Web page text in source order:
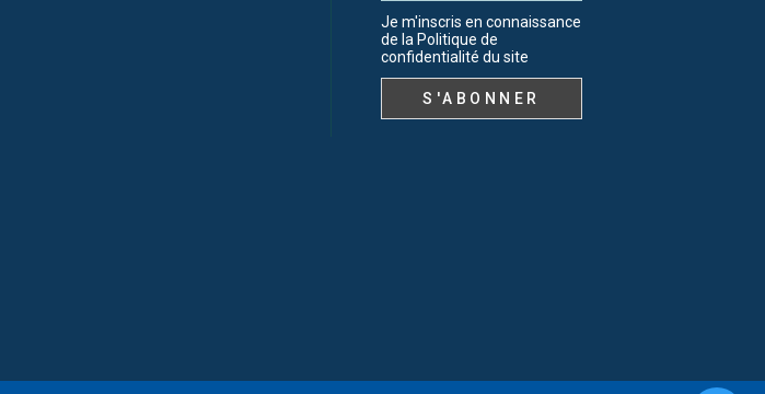
Je m'inscris en connaissance
de la Politique de
confidentialité du site